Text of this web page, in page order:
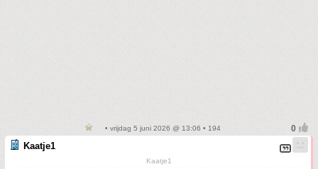
• vrijdag 5 juni 2026 @ 13:06 • 194
Kaatje1
Kaatje1